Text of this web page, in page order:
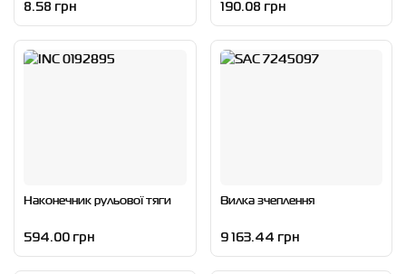
8.58 грн 190.08 грн
Наконечник рульової тяги
594.00 грн
Вилка зчеплення
9 163.44 грн